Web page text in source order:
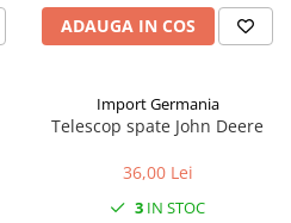
ADAUGA IN COS
Import Germania
Telescop spate John Deere
36,00 Lei
3 IN STOC